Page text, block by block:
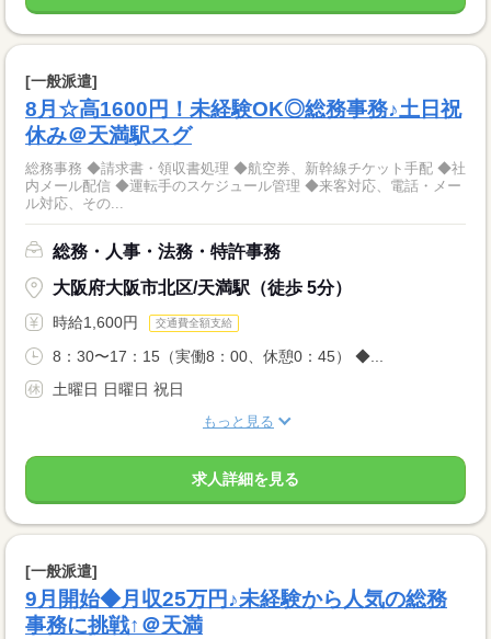
[一般派遣]
8月☆高1600円！未経験OK◎総務事務♪土日祝
休み＠天満駅スグ
総務事務 ◆請求書・領収書処理 ◆航空券、新幹線チケット手配 ◆社
内メール配信 ◆運転手のスケジュール管理 ◆来客対応、電話・メー
ル対応、その...
総務・人事・法務・特許事務
大阪府大阪市北区/天満駅（徒歩 5分）
時給1,600円 交通費全額支給
8：30〜17：15（実働8：00、休憩0：45） ◆...
土曜日 日曜日 祝日
もっと見る
求人詳細を見る
[一般派遣]
9月開始◆月収25万円♪未経験から人気の総務
事務に挑戦↑＠天満